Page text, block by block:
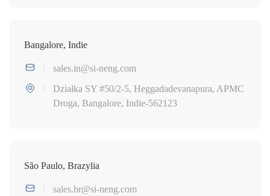
Bangalore, Indie
sales.in@si-neng.com
Działka SY #50/2-5, Heggadadevanapura, APMC
Droga, Bangalore, Indie-562123
São Paulo, Brazylia
sales.br@si-neng.com